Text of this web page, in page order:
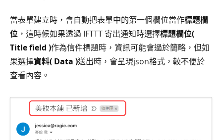
當表單建立時，會自動把表單中的第一個欄位當作標題欄
位 ，這時候如果透過 IFTTT 寄出通知時選擇標題欄位(
Title field )作為信件標題時，資訊可能會過於簡略，但如
果選擇資料( Data )送出時，會呈現json格式，較不便於
查看內容。